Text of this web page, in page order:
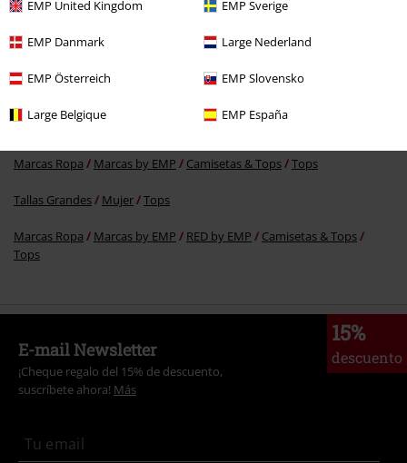
EMP United Kingdom EMP Sverige
EMP Danmark Large Nederland
EMP Österreich EMP Slovensko
Large Belgique EMP España
Marcas Ropa Mujer
Marcas Ropa
Marcas Ropa Marcas by EMP Camisetas & Tops Tops
Tallas Grandes Mujer Tops
Marcas Ropa Marcas by EMP RED by EMP
Camisetas & Tops
Tops
15%
descuento
E-mail Newsletter
¡Cheque regalo del 15% de descuento,
suscríbete ahora! Más